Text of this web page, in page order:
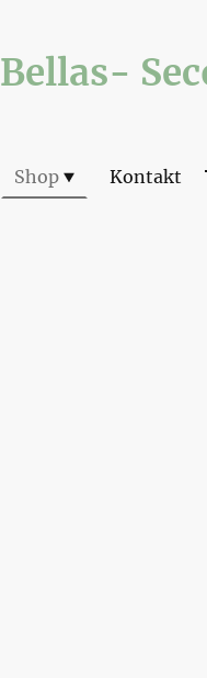
Bellas-
Shop Kontakt